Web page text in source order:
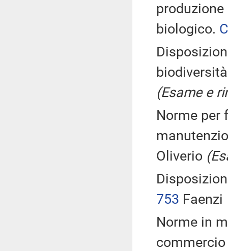
biologico.
(Esame e
Norme per
Oliverio
753 Faenzi
Norme in